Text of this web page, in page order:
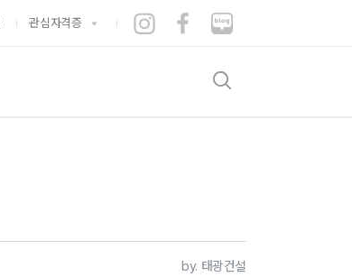
관심자격증
검색
by. 태광건설